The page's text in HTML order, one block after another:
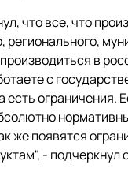
что все, что
регионального,
в
с
есть ограничения.
же появятся
- подчеркнул